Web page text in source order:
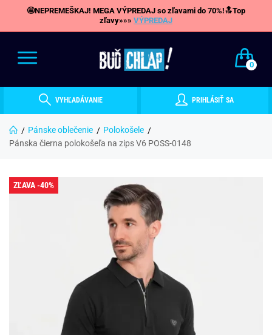
🤩NEPREMEŠKAJ! MEGA VÝPREDAJ so zľavami do 70%!🔝Top
zľavy»»» VÝPREDAJ
0
VYHĽADÁVANIE PRIHLÁSIŤ SA
Pánske oblečenie
Polokošele
Pánska čierna polokošeľa na zips V6 POSS-0148
ZĽAVA -40%